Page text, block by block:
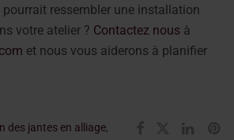
pourrait ressembler une installation
votre atelier ? Contactez nous à
et nous vous aiderons à planifier
des jantes en alliage,